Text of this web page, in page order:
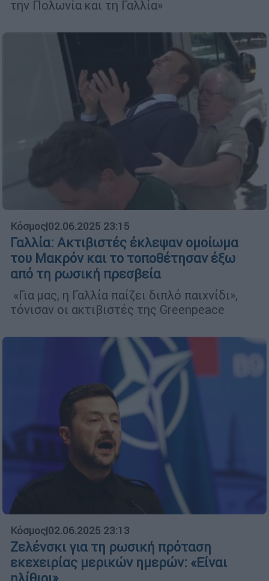
την Πολωνία και τη Γαλλία»
Κόσμος|02.06.2025 23:15
Γαλλία: Ακτιβιστές έκλεψαν ομοίωμα
του Μακρόν και το τοποθέτησαν έξω
από τη ρωσική πρεσβεία
«Για μας, η Γαλλία παίζει διπλό παιχνίδι»,
τόνισαν οι ακτιβιστές της Greenpeace
Κόσμος|02.06.2025 23:13
Ζελένσκι για τη ρωσική πρόταση
εκεχειρίας μερικών ημερών: «Είναι